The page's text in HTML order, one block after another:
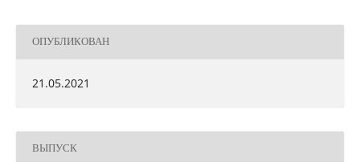
ОПУБЛИКОВАН
21.05.2021
ВЫПУСК